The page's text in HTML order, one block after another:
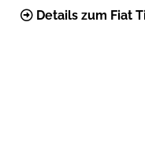
Details zum Fiat